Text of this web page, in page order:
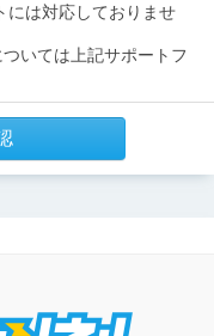
には対応しておりませ
いては上記サポートフ